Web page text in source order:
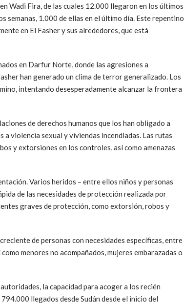
Wadi Fira, de las cuales 12.000 llegaron en los últimos
semanas, 1.000 de ellas en el último día. Este repentino
en El Fasher y sus alrededores, que está
en Darfur Norte, donde las agresiones a
han generado un clima de terror generalizado. Los
intentando desesperadamente alcanzar la frontera
de derechos humanos que los han obligado a
a violencia sexual y viviendas incendiadas. Las rutas
y extorsiones en los controles, así como amenazas
Varios heridos – entre ellos niños y personas
de las necesidades de protección realizada por
graves de protección, como extorsión, robos y
de personas con necesidades específicas, entre
menores no acompañados, mujeres embarazadas o
la capacidad para acoger a los recién
llegados desde Sudán desde el inicio del